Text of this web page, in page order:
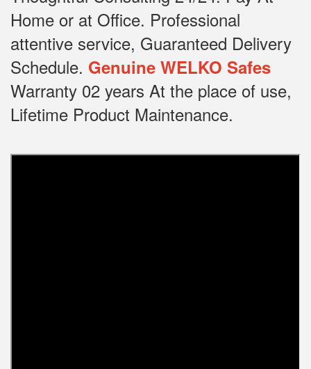
Home or at Office. Professional
attentive service, Guaranteed Delivery
Schedule. Genuine WELKO Safes
Warranty 02 years At the place of use,
Lifetime Product Maintenance.